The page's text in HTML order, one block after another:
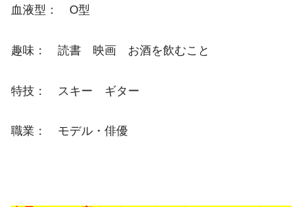
血液型： O型
趣味： 読書 映画 お酒を飲むこと
特技： スキー ギター
職業： モデル・俳優